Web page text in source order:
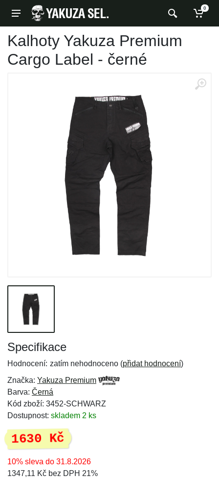
0
Kalhoty Yakuza Premium
Cargo Label - černé
Specifikace
Hodnocení: zatím nehodnoceno (přidat hodnocení)
Značka: Yakuza Premium
Barva: Černá
Kód zboží: 3452-SCHWARZ
Dostupnost: skladem 2 ks
1630 Kč
10% sleva do 31.8.2026
1347,11 Kč bez DPH 21%